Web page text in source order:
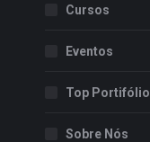
Cursos
Eventos
Top Portifólio
Sobre Nós